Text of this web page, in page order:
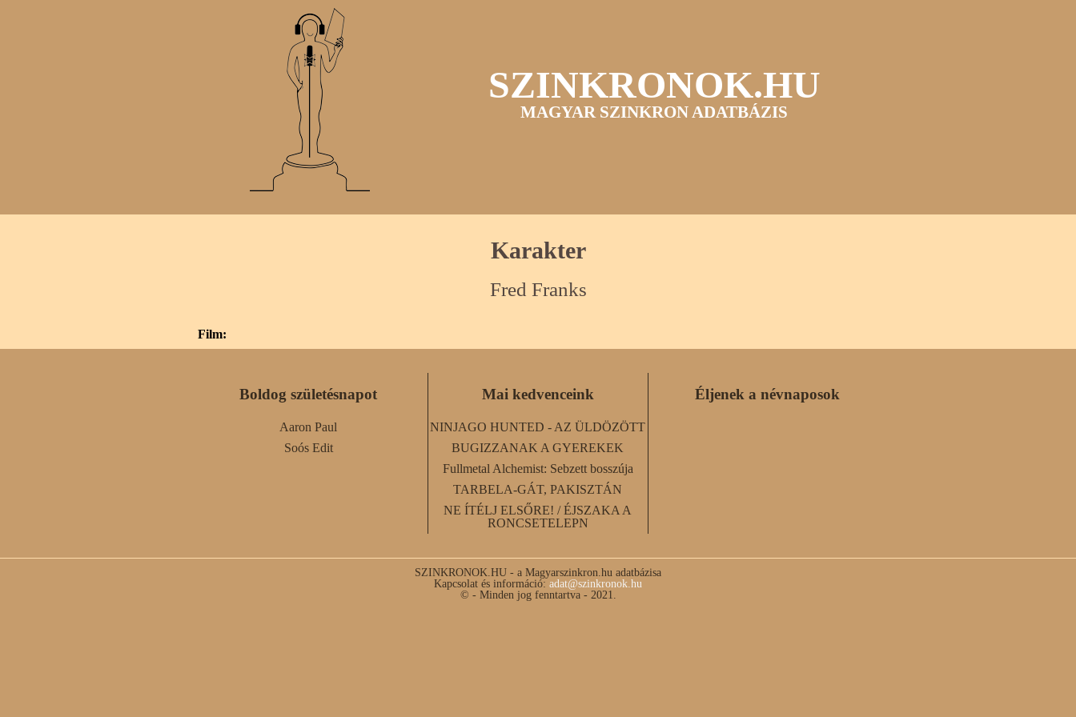
SZINKRONOK.HU
MAGYAR SZINKRON ADATBÁZIS
Karakter
Fred Franks
Film:
Boldog születésnapot
Aaron Paul
Soós Edit
Mai kedvenceink
NINJAGO HUNTED - AZ ÜLDÖZÖTT
BUGIZZANAK A GYEREKEK
Fullmetal Alchemist: Sebzett bosszúja
TARBELA-GÁT, PAKISZTÁN
NE ÍTÉLJ ELSŐRE! / ÉJSZAKA A
RONCSETELEPN
Éljenek a névnaposok
SZINKRONOK.HU - a Magyarszinkron.hu adatbázisa
Kapcsolat és információ: adat@szinkronok.hu
© - Minden jog fenntartva - 2021.